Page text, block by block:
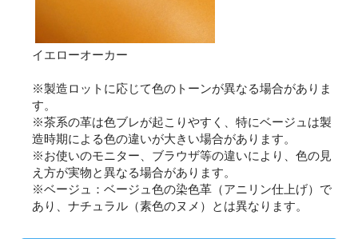
イエローオーカー
※製造ロットに応じて色のトーンが異なる場合がありま
す。
※茶系の革は色ブレが起こりやすく、特にベージュは製
造時期による色の違いが大きい場合があります。
※お使いのモニター、ブラウザ等の違いにより、色の見
え方が実物と異なる場合があります。
※ベージュ：ベージュ色の染色革（アニリン仕上げ）で
あり、ナチュラル（素色のヌメ）とは異なります。